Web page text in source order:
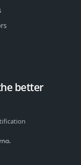
better